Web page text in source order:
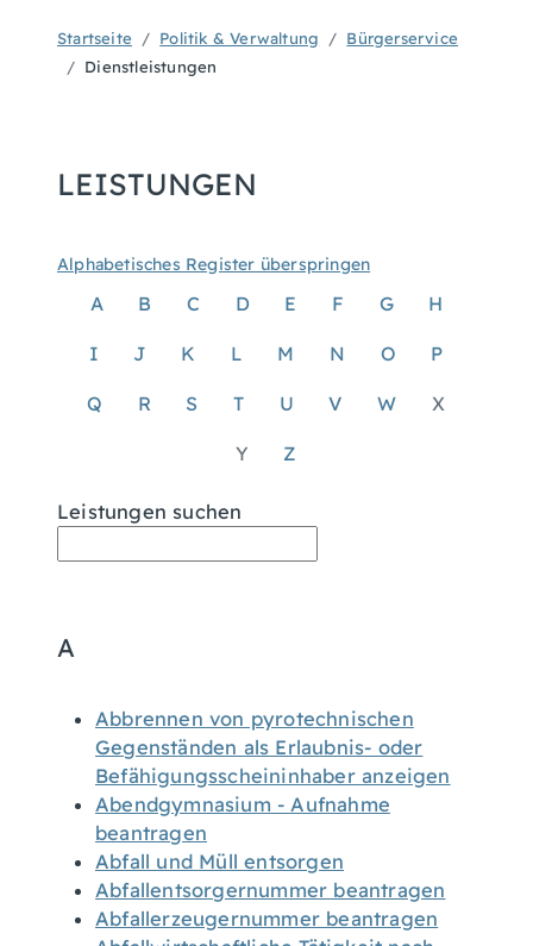
Startseite Politik & Verwaltung
Bürgerservice
Dienstleistungen
LEISTUNGEN
Alphabetisches Register überspringen
A B C D E F G H
I J K L M N O P
Q R S T U V W X
Y Z
Leistungen suchen
A
Abbrennen von pyrotechnischen
Gegenständen als Erlaubnis- oder
Befähigungsscheininhaber anzeigen
Abendgymnasium - Aufnahme
beantragen
Abfall und Müll entsorgen
Abfallentsorgernummer beantragen
Abfallerzeugernummer beantragen